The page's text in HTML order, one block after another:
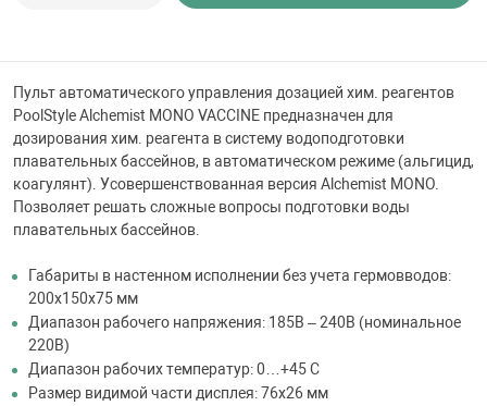
материалы
Пульт автоматического управления дозацией хим. реагентов
PoolStyle Alchemist MONO VACCINE предназначен для
дозирования хим. реагента в систему водоподготовки
плавательных бассейнов, в автоматическом режиме (альгицид,
коагулянт). Усовершенствованная версия Alchemist MONO.
Позволяет решать сложные вопросы подготовки воды
плавательных бассейнов.
Габариты в настенном исполнении без учета гермовводов:
200x150x75 мм
Диапазон рабочего напряжения: 185В – 240В (номинальное
220В)
Диапазон рабочих температур: 0…+45 С
Размер видимой части дисплея: 76x26 мм